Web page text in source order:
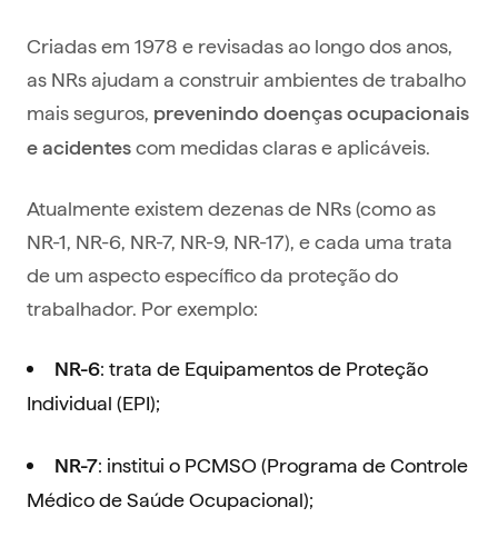
Criadas em 1978 e revisadas ao longo dos anos,
as NRs ajudam a construir ambientes de trabalho
mais seguros, prevenindo doenças ocupacionais
e acidentes com medidas claras e aplicáveis.
Atualmente existem dezenas de NRs (como as
NR-1, NR-6, NR-7, NR-9, NR-17), e cada uma trata
de um aspecto específico da proteção do
trabalhador. Por exemplo:
NR-6: trata de Equipamentos de Proteção
Individual (EPI);
NR-7: institui o PCMSO (Programa de Controle
Médico de Saúde Ocupacional);